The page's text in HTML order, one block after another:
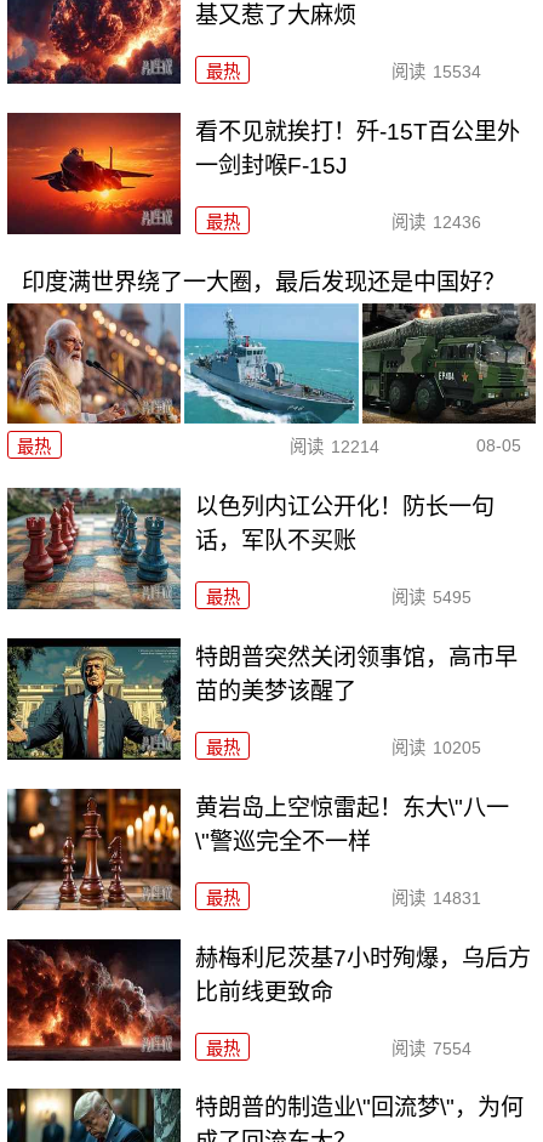
基又惹了大麻烦
最热 阅读 15534
看不见就挨打！歼-15T百公里外
一剑封喉F-15J
最热 阅读 12436
印度满世界绕了一大圈，最后发现还是中国好？
最热 阅读 12214 08-05
以色列内讧公开化！防长一句
话，军队不买账
最热 阅读 5495
特朗普突然关闭领事馆，高市早
苗的美梦该醒了
最热 阅读 10205
黄岩岛上空惊雷起！东大\"八一
\"警巡完全不一样
最热 阅读 14831
赫梅利尼茨基7小时殉爆，乌后方
比前线更致命
最热 阅读 7554
特朗普的制造业\"回流梦\"，为何